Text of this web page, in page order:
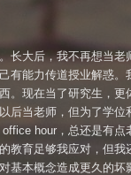
长大后，我不再想当
有能力传道授业解惑
。现在当了研究生，
后当老师，但为了学位
hour，总还是有
教育足够我应对，但
基本概念造成更久的